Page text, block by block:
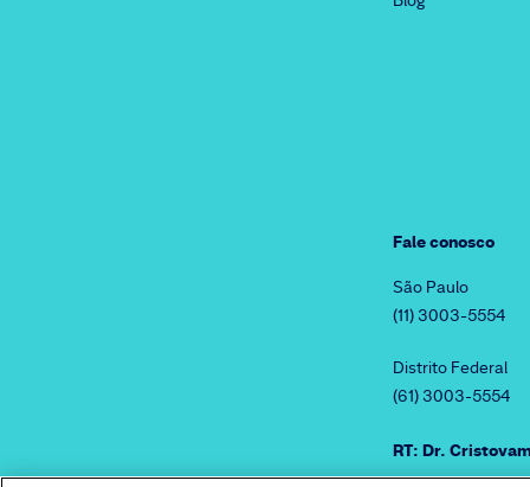
Fale conosco
São Paulo
(11) 3003-5554
Distrito Federal
(61) 3003-5554
RT: Dr.